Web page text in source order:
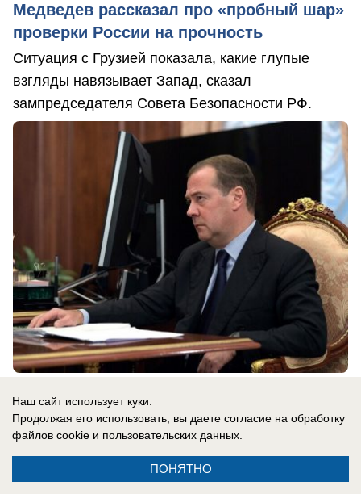
Медведев рассказал про «пробный шар»
проверки России на прочность
Ситуация с Грузией показала, какие глупые
взгляды навязывает Запад, сказал
зампредседателя Совета Безопасности РФ.
В России
Гороскоп по знакам зодиака на 9 августа
9 августа события заставят чаще
Наш сайт использует куки.
Продолжая его использовать, вы даете согласие на обработку
файлов cookie и пользовательских данных.
ПОНЯТНО